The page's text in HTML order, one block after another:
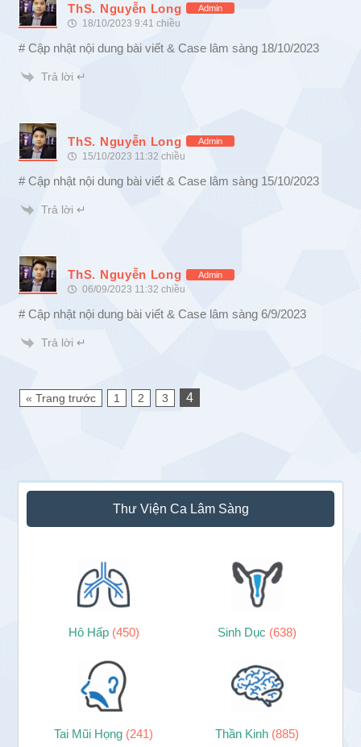
ThS. Nguyễn Long Admin
18/10/2023 9:41 chiều
# Cập nhật nội dung bài viết & Case lâm sàng 18/10/2023
Trả lời ↵
ThS. Nguyễn Long Admin
15/10/2023 11:32 chiều
# Cập nhật nội dung bài viết & Case lâm sàng 15/10/2023
Trả lời ↵
ThS. Nguyễn Long Admin
06/09/2023 11:32 chiều
# Cập nhật nội dung bài viết & Case lâm sàng 6/9/2023
Trả lời ↵
« Trang trước 1 2 3 4
Sidebar
chính
Thư Viện Ca Lâm Sàng
Hô Hấp (450) Sinh Dục (638)
Tai Mũi Họng (241) Thần Kinh (885)